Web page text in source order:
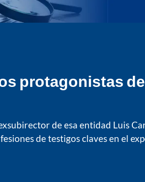
protagonistas
de esa entidad Luis
de testigos claves en el